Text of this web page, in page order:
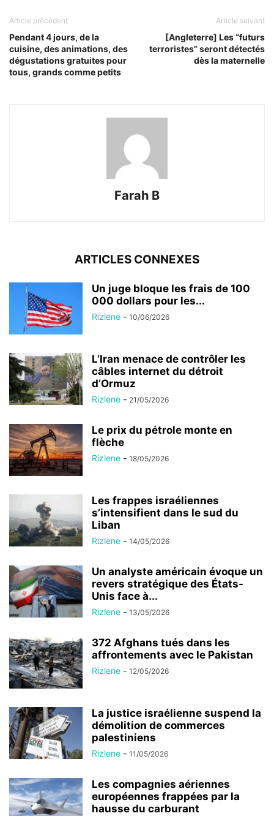
Article précédent
Pendant 4 jours, de la
cuisine, des animations, des
dégustations gratuites pour
tous, grands comme petits
Article suivant
[Angleterre] Les “futurs
terroristes” seront détectés
dès la maternelle
Farah B
ARTICLES CONNEXES
Un juge bloque les frais de 100
000 dollars pour les...
Rizlene - 10/06/2026
L’Iran menace de contrôler les
câbles internet du détroit
d’Ormuz
Rizlene - 21/05/2026
Le prix du pétrole monte en
flèche
Rizlene - 18/05/2026
Les frappes israéliennes
s’intensifient dans le sud du
Liban
Rizlene - 14/05/2026
Un analyste américain évoque un
revers stratégique des États-
Unis face à...
Rizlene - 13/05/2026
372 Afghans tués dans les
affrontements avec le Pakistan
Rizlene - 12/05/2026
La justice israélienne suspend la
démolition de commerces
palestiniens
Rizlene - 11/05/2026
Les compagnies aériennes
européennes frappées par la
hausse du carburant